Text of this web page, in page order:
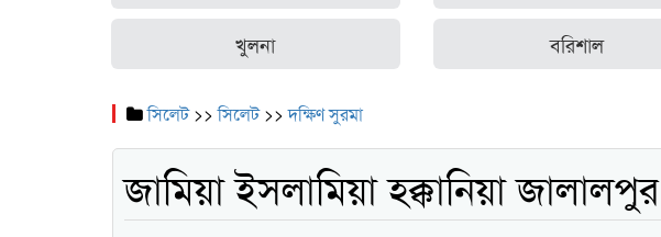
খুলনা বরিশাল
সিলেট>>সিলেট>>দক্ষিণ সুরমা
জামিয়া ইসলামিয়া হক্কানিয়া জালালপুর